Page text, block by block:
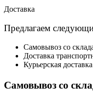
Доставка
Предлагаем
Самовывоз со
Доставка
Курьерская
Самовывоз со